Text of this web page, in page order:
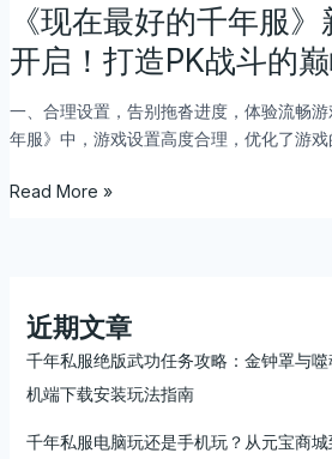
《现在最好的千年服
开启！打造PK战斗的
一、合理设置，告别拖沓进度，体验流畅
年服》中，游戏设置高度合理，优化了游
《现
最
千
Read More »
近期文章
千年私服绝版武功任务攻略：金钟罩与
机端下载安装玩法指南
千年私服电脑玩还是手机玩？从元宝商